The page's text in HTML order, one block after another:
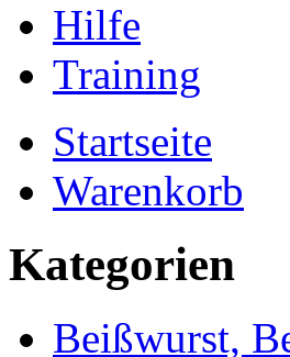
Hilfe
Training
Startseite
Warenkorb
Kategorien
Beißwurst,